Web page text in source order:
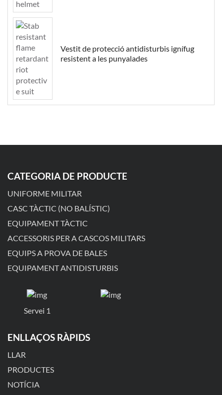
Vestit de protecció antidisturbis ignífug
resistent a les punyalades
CATEGORIA DE PRODUCTE
UNIFORME MILITAR
CASC TÀCTIC (NO BALÍSTIC)
EQUIPAMENT TÀCTIC
ACCESSORIS PER A CASCOS MILITARS
EQUIPS A PROVA DE BALES
EQUIPAMENT ANTIDISTURBIS
Servei 1
ENLLAÇOS RÀPIDS
LLAR
PRODUCTES
NOTÍCIA